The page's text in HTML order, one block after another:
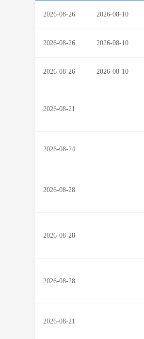
2026-08-26 2026-08-10
2026-08-26 2026-08-10
2026-08-26 2026-08-10
2026-08-21
2026-08-24
2026-08-28
2026-08-28
2026-08-28
2026-08-21